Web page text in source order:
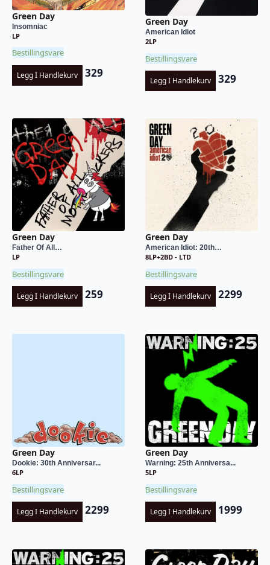
Green Day
Insomniac
LP
Bestillingsvare
Legg I Handlekurv 329
Green Day
American Idiot
2LP
Bestillingsvare
Legg I Handlekurv 329
Green Day
Father Of All…
LP
Bestillingsvare
Legg I Handlekurv 259
Green Day
American Idiot: 20th…
8LP+2BD - LTD
Bestillingsvare
Legg I Handlekurv 2299
Green Day
Dookie: 30th Anniversar...
6LP
Bestillingsvare
Legg I Handlekurv 2299
Green Day
Warning: 25th Anniversa...
5LP
Bestillingsvare
Legg I Handlekurv 1999